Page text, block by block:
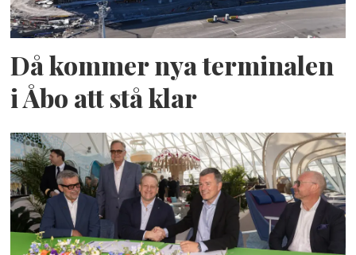
Då kommer nya terminalen
i Åbo att stå klar